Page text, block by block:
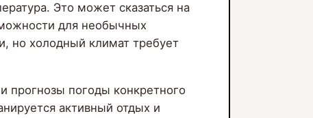
Это может сказаться на
для необычных
но холодный климат требует
прогнозы погоды конкретного
активный отдых и